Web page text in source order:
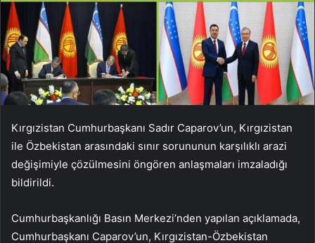
Kırgızistan Cumhurbaşkanı Sadır Caparov’un, Kırgızistan
ile Özbekistan arasındaki sınır sorununun karşılıklı arazi
değişimiyle çözülmesini öngören anlaşmaları imzaladığı
bildirildi.
Cumhurbaşkanlığı Basın Merkezi’nden yapılan açıklamada,
Cumhurbaşkanı Caparov’un, Kırgızistan-Özbekistan